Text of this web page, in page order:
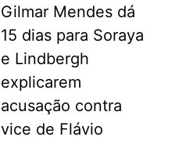
Gilmar Mendes dá
15 dias para Soraya
e Lindbergh
explicarem
acusação contra
vice de Flávio